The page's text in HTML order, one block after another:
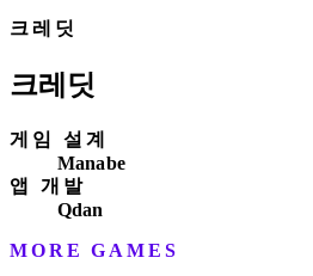
크레딧
크레딧
게임 설계
Manabe
앱 개발
Qdan
MORE GAMES